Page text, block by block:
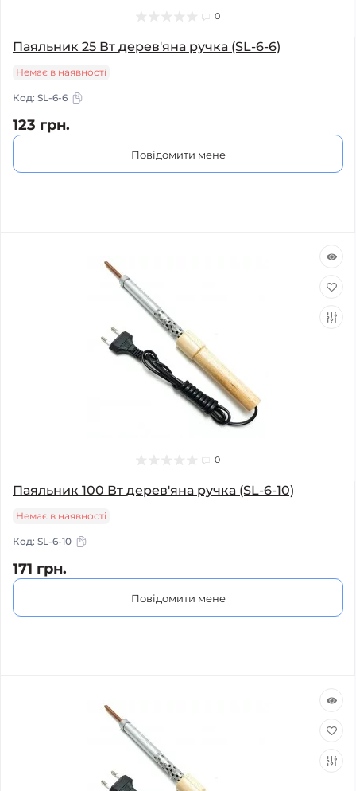
0
Паяльник 25 Вт дерев'яна ручка (SL-6-6)
Немає в наявності
Код: SL-6-6
123 грн.
Повідомити мене
0
Паяльник 100 Вт дерев'яна ручка (SL-6-10)
Немає в наявності
Код: SL-6-10
171 грн.
Повідомити мене